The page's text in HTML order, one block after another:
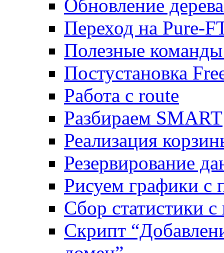
Обновление
Переход на Pure-
Полезные
Постустановка
Работа с route
Разбираем SMART
Реализация
Резервирование
Рисуем графики
Сбор статистики
Скрипт